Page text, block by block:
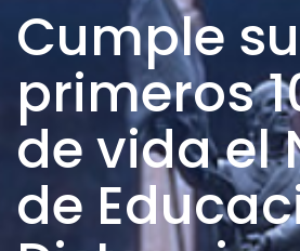
Cumple
primeros
de vida el
de